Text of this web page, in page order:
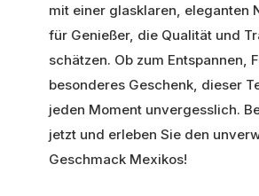
mit einer glasklaren, eleganten
für Genießer, die Qualität und
schätzen. Ob zum Entspannen,
besonderes Geschenk, dieser
jeden Moment unvergesslich.
jetzt und erleben Sie den
Geschmack Mexikos!